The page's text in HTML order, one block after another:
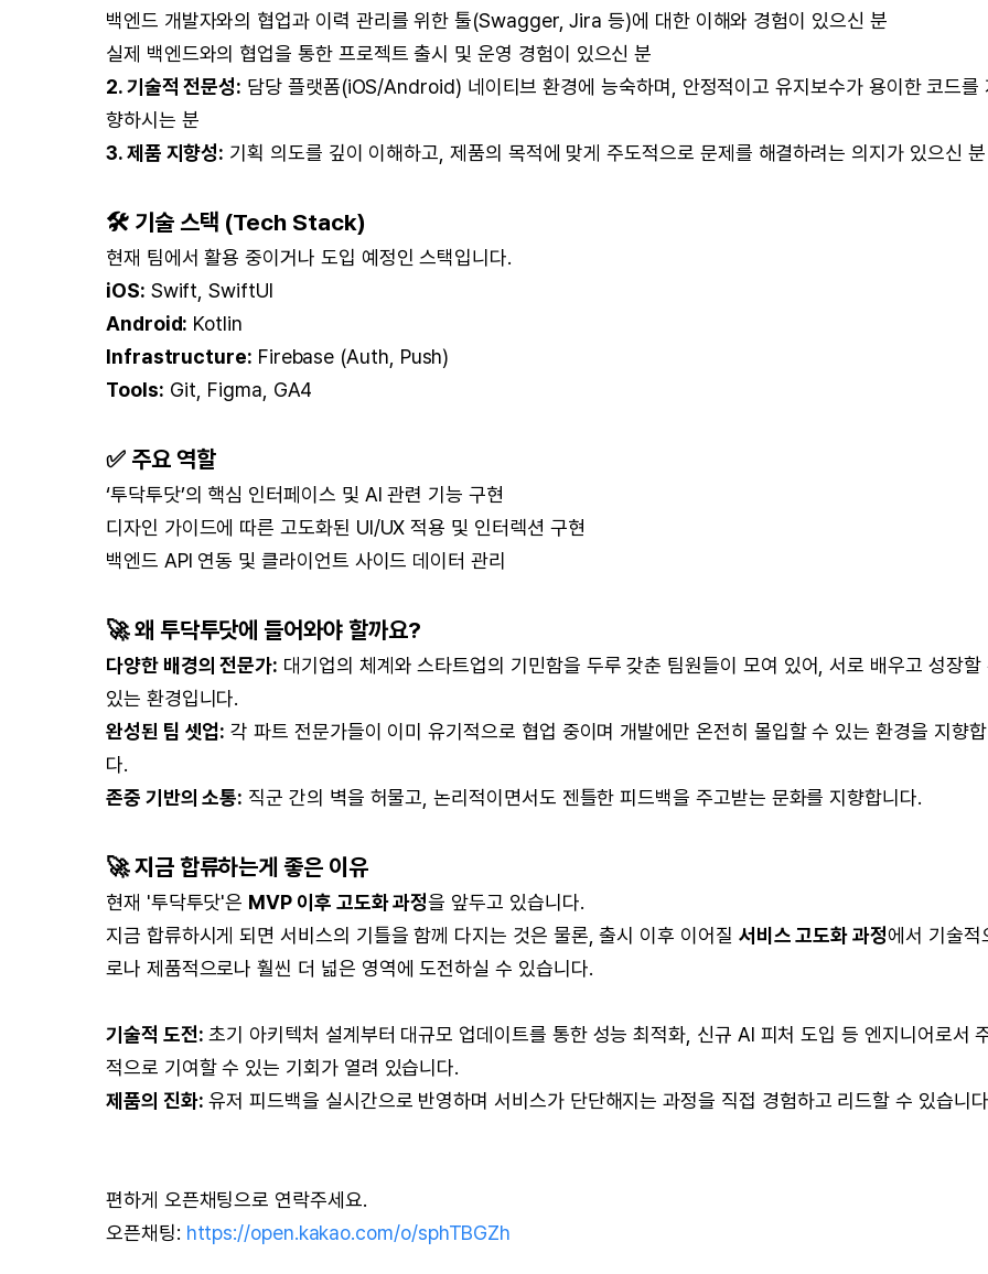
백엔드 개발자와의 협업과 이력 관리를 위한 툴(Swagger, Jira 등)에 대한 이해와 경험이 있으신 분
실제 백엔드와의 협업을 통한 프로젝트 출시 및 운영 경험이 있으신 분
2. 기술적 전문성: 담당 플랫폼(iOS/Android) 네이티브 환경에 능숙하며, 안정적이고 유지보수가 용이한 코드를
향하시는 분
3. 제품 지향성: 기획 의도를 깊이 이해하고, 제품의 목적에 맞게 주도적으로 문제를 해결하려는 의지가 있으신 분
🛠 기술 스택 (Tech Stack)
현재 팀에서 활용 중이거나 도입 예정인 스택입니다.
iOS: Swift, SwiftUI
Android: Kotlin
Infrastructure: Firebase (Auth, Push)
Tools: Git, Figma, GA4
✅ 주요 역할
‘투닥투닷’의 핵심 인터페이스 및 AI 관련 기능 구현
디자인 가이드에 따른 고도화된 UI/UX 적용 및 인터렉션 구현
백엔드 API 연동 및 클라이언트 사이드 데이터 관리
🚀 왜 투닥투닷에 들어와야 할까요?
다양한 배경의 전문가: 대기업의 체계와 스타트업의 기민함을 두루 갖춘 팀원들이 모여 있어, 서로 배우고 성장할
있는 환경입니다.
완성된 팀 셋업: 각 파트 전문가들이 이미 유기적으로 협업 중이며 개발에만 온전히 몰입할 수 있는 환경을 지향
다.
존중 기반의 소통: 직군 간의 벽을 허물고, 논리적이면서도 젠틀한 피드백을 주고받는 문화를 지향합니다.
🚀 지금 합류하는게 좋은 이유
현재 '투닥투닷'은 MVP 이후 고도화 과정을 앞두고 있습니다.
지금 합류하시게 되면 서비스의 기틀을 함께 다지는 것은 물론, 출시 이후 이어질 서비스 고도화 과정에서 기술적
로나 제품적으로나 훨씬 더 넓은 영역에 도전하실 수 있습니다.
기술적 도전: 초기 아키텍처 설계부터 대규모 업데이트를 통한 성능 최적화, 신규 AI 피처 도입 등 엔지니어로서
적으로 기여할 수 있는 기회가 열려 있습니다.
제품의 진화: 유저 피드백을 실시간으로 반영하며 서비스가 단단해지는 과정을 직접 경험하고 리드할 수 있습니
편하게 오픈채팅으로 연락주세요.
오픈채팅: https://open.kakao.com/o/sphTBGZh